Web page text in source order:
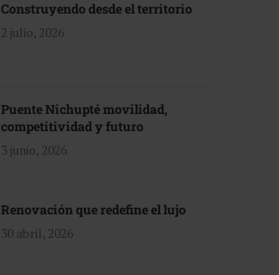
Construyendo desde el territorio
2 julio, 2026
Puente Nichupté movilidad,
competitividad y futuro
3 junio, 2026
Renovación que redefine el lujo
30 abril, 2026